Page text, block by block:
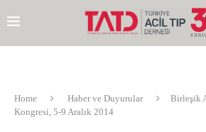
Home Haber ve Duyurular
Birleşik
Kongresi, 5-9 Aralık 2014